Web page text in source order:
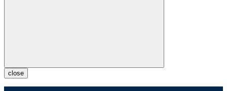
close